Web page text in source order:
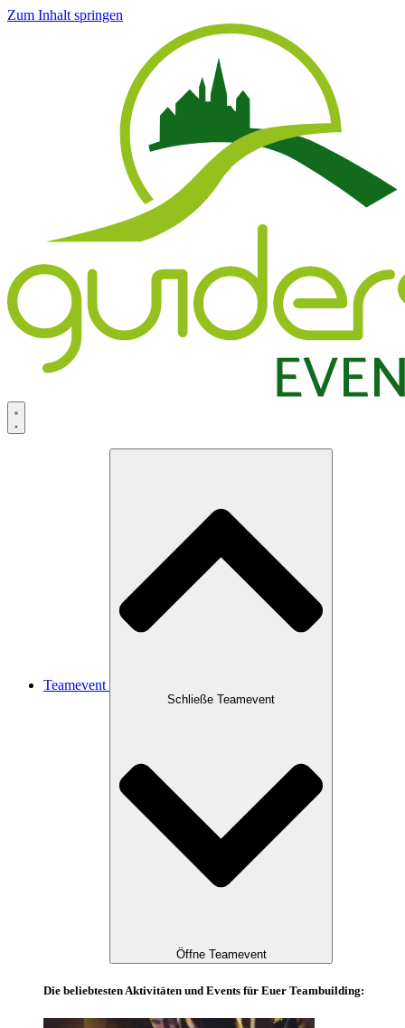
Zum Inhalt springen
Teamevent
Schließe Teamevent
Öffne Teamevent
Die beliebtesten Aktivitäten und Events für Euer Teambuilding: